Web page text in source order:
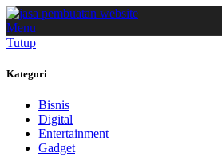
Menu
Tutup
Kategori
Bisnis
Digital
Entertainment
Gadget